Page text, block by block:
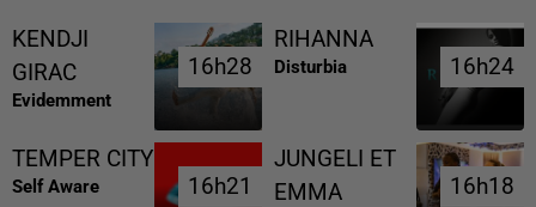
KENDJI
GIRAC
Evidemment
16h28
16h28
RIHANNA
Disturbia 16h24
16h24
TEMPER CITY
Self Aware 16h21
16h21
JUNGELI ET
EMMA
16h18
16h18